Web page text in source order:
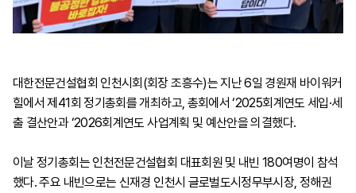
대한전문건설협회 인천시회(회장 조흥수)는 지난 6일 경원재 바이워커
힐에서 제41회 정기총회를 개최하고, 총회에서 ‘2025회계연도 세입·세
출 결산안과 ‘2026회계연도 사업계획 및 예산안을 의결했다.
이날 정기총회는 인천전문건설협회 대표회원 및 내빈 180여명이 참석
했다. 주요 내빈으로는 신재경 인천시 글로벌도시정무부시장, 정해권